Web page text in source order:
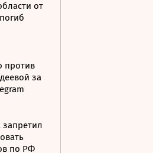
от
против
за
по РФ